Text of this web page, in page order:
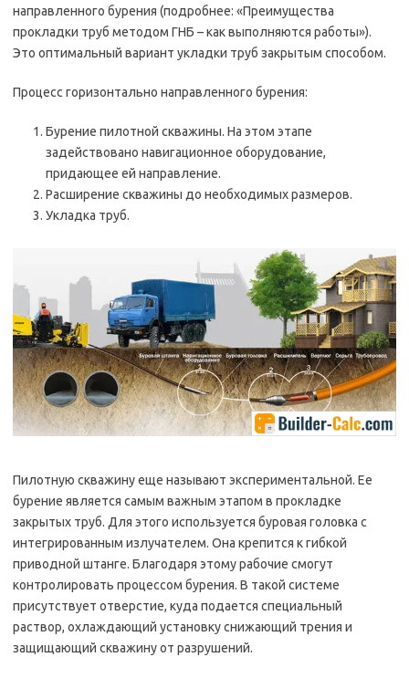
направленного бурения (подробнее: «Преимущества
прокладки труб методом ГНБ – как выполняются работы»).
Это оптимальный вариант укладки труб закрытым способом.
Процесс горизонтально направленного бурения:
Бурение пилотной скважины. На этом этапе
задействовано навигационное оборудование,
придающее ей направление.
Расширение скважины до необходимых размеров.
Укладка труб.
Пилотную скважину еще называют экспериментальной. Ее
бурение является самым важным этапом в прокладке
закрытых труб. Для этого используется буровая головка с
интегрированным излучателем. Она крепится к гибкой
приводной штанге. Благодаря этому рабочие смогут
контролировать процессом бурения. В такой системе
присутствует отверстие, куда подается специальный
раствор, охлаждающий установку снижающий трения и
защищающий скважину от разрушений.